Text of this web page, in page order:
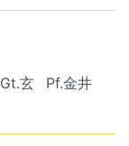
Gt.玄
Pf.金井